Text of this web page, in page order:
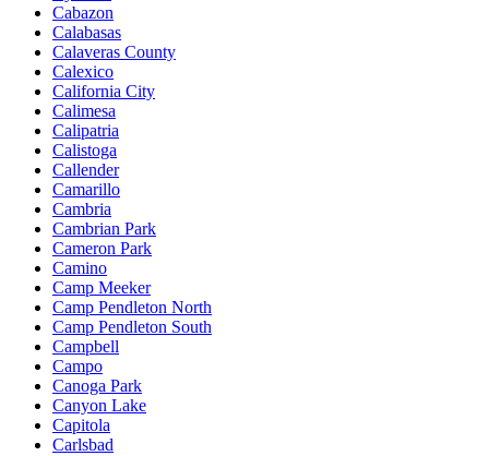
Cabazon
Calabasas
Calaveras County
Calexico
California City
Calimesa
Calipatria
Calistoga
Callender
Camarillo
Cambria
Cambrian Park
Cameron Park
Camino
Camp Meeker
Camp Pendleton North
Camp Pendleton South
Campbell
Campo
Canoga Park
Canyon Lake
Capitola
Carlsbad